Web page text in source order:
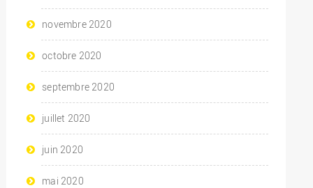
novembre 2020
octobre 2020
septembre 2020
juillet 2020
juin 2020
mai 2020